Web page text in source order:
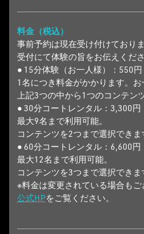
料金（税込）
事前予約は現在受け付けておりま
受付にて体験の旨をお伝えくださ
● 15分体験（お一人様）
：550円
1名につき料金がかかります。お
上記3つの中から1つのコンテン
●30分コートレンタル：3,300円
最大9名まで利用可能。
コンテンツを2つまで選択できま
● 60分コートレンタル：6,600円
最大12名まで利用可能。
コンテンツを3つまで選択できま
※料金は変更されている場合も
公式HPをご覧ください。